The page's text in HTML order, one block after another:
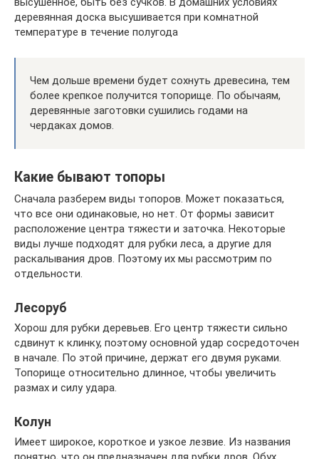
деревянная доска высушивается при комнатной
температуре в течение полугода
Чем дольше времени будет сохнуть древесина, тем
более крепкое получится топорище. По обычаям,
деревянные заготовки сушились годами на
чердаках домов.
Какие бывают топоры
Сначала разберем виды топоров. Может показаться,
что все они одинаковые, но нет. От формы зависит
расположение центра тяжести и заточка. Некоторые
виды лучше подходят для рубки леса, а другие для
раскалывания дров. Поэтому их мы рассмотрим по
отдельности.
Лесоруб
Хорош для рубки деревьев. Его центр тяжести сильно
сдвинут к клинку, поэтому основной удар сосредоточен
в начале. По этой причине, держат его двумя руками.
Топорище относительно длинное, чтобы увеличить
размах и силу удара.
Колун
Имеет широкое, короткое и узкое лезвие. Из названия